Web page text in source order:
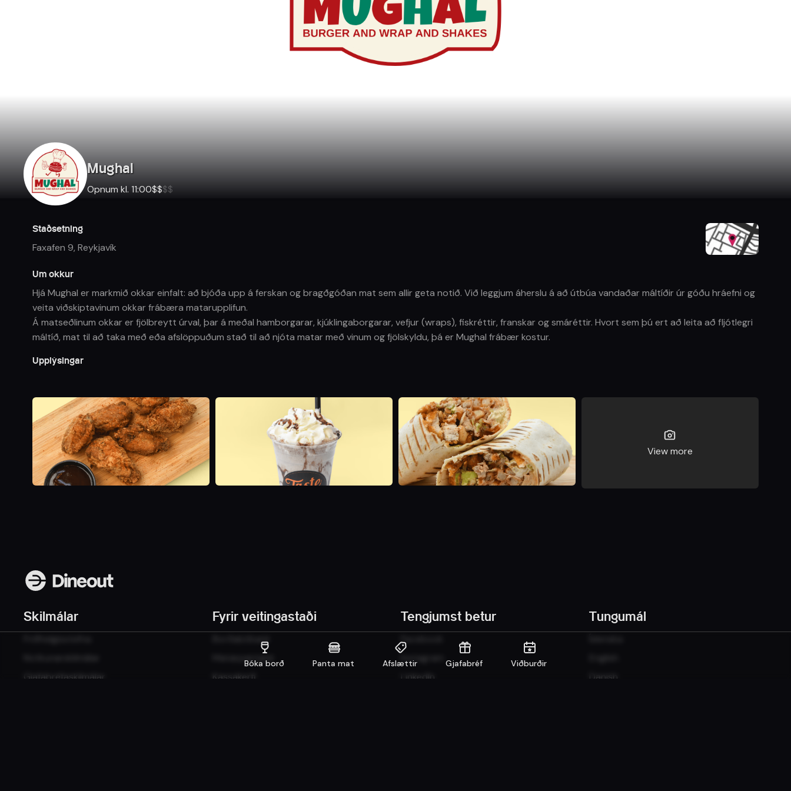
Mughal
Opnum kl. 11:00$$$$
Staðsetning
Faxafen 9,Reykjavík
Um okkur
Hjá Mughal er markmið okkar einfalt: að bjóða upp á ferskan og bragðgóðan mat sem allir geta notið. Við leggjum áherslu á að útbúa vandaðar máltíðir úr góðu hráefni og
veita viðskiptavinum okkar frábæra matarupplifun.
Á matseðlinum okkar er fjölbreytt úrval, þar á meðal hamborgarar, kjúklingaborgarar, vefjur (wraps), fiskréttir, franskar og smáréttir. Hvort sem þú ert að leita að fljótlegri
máltíð, mat til að taka með eða afslöppuðum stað til að njóta matar með vinum og fjölskyldu, þá er Mughal frábær kostur.
Upplýsingar
View more
Bóka borð Panta mat Afslættir Gjafabréf Viðburðir
Skilmálar
Gjafabréfaskilmálar
Fyrir veitingastaði
Borðabókanir
Matarpantanir
Kassakerfi
Tengjumst betur
Facebook
Instagram
LinkedIn
Tungumál
Danish